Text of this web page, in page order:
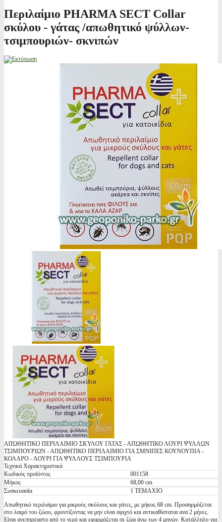
Περιλαίμιο PHARMA SECT Collar
σκύλου - γάτας /απωθητικό ψύλλων-
τσιμπουριών- σκνιπών
ΑΠΩΘΗΤΙΚΟ ΠΕΡΙΛΑΙΜΙΟ ΣΚΥΛΟΥ ΓΑΤΑΣ - ΑΠΩΘΗΤΙΚΟ ΛΟΥΡΙ ΨΥΛΛΩΝ
ΤΣΙΜΠΟΥΡΙΩΝ - ΑΠΩΘΗΤΙΚΟ ΠΕΡΙΛΑΙΜΙΟ ΓΙΑ ΣΜΝΙΠΕΣ ΚΟΥΝΟΥΠΙΑ -
ΚΟΛΑΡΟ - ΛΟΥΡΙ ΓΙΑ ΨΥΛΛΟΥΣ ΤΣΙΜΠΟΥΡΙΑ
Τεχνικά Χαρακτηριστικά
Κωδικός προϊόντος
001158
Μήκος
68,00 cm
Συσκευασία
1 ΤΕΜΑΧΙΟ
Απωθητικό περιλαίμιο για μικρούς σκύλους και γάτες, με μήκος 68 cm. Προσαρμόζεται
στο λαιμό του ζώου, φροντίζοντας να μην είναι σφιχτό και αντικαθίσταται ανα 2 μήνες.
Είναι ανεπηρέαστο από το νερό και εφαρμόζεται σε ζώα άνω των 4 μηνών. Κατάλληλο για